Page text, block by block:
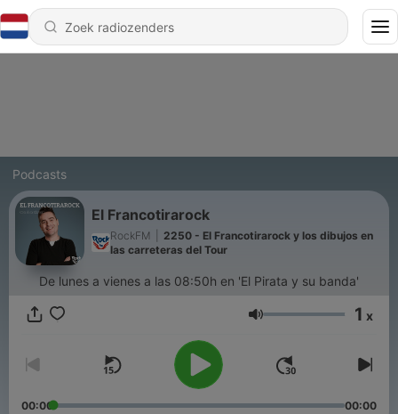
Podcasts
El Francotirarock
RockFM
2250 - El Francotirarock y los dibujos en
las carreteras del Tour
De lunes a vienes a las 08:50h en 'El Pirata y su banda'
Volume 1 x
00:00 00:00